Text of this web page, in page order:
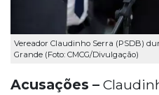
Vereador Claudinho Serra (PSDB)
Grande (Foto: CMCG/Divulgação)
Acusações –